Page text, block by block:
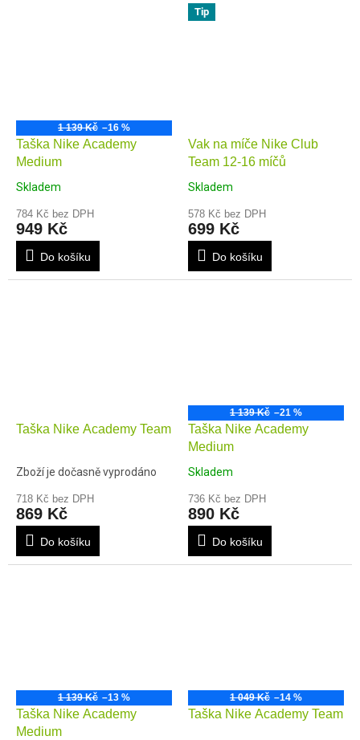
1 139 Kč –16 %
Taška Nike Academy
Medium
Skladem
784 Kč bez DPH
949 Kč
Do košíku
Tip
Vak na míče Nike Club
Team 12-16 míčů
Skladem
578 Kč bez DPH
699 Kč
Do košíku
Taška Nike Academy Team
Zboží je dočasně vyprodáno
718 Kč bez DPH
869 Kč
Do košíku
1 139 Kč –21 %
Taška Nike Academy
Medium
Skladem
736 Kč bez DPH
890 Kč
Do košíku
1 139 Kč –13 %
Taška Nike Academy
Medium
1 049 Kč –14 %
Taška Nike Academy Team